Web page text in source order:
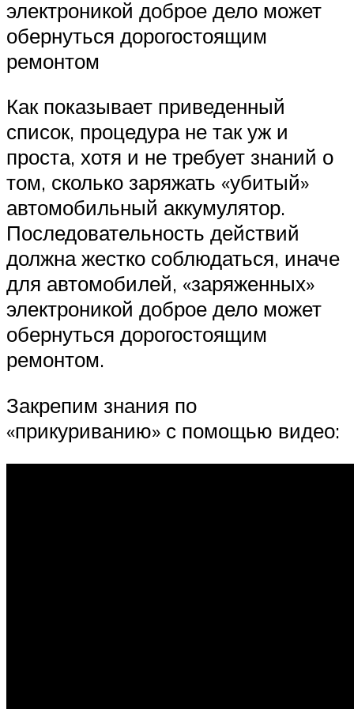
электроникой доброе дело может
обернуться дорогостоящим
ремонтом
Как показывает приведенный
список, процедура не так уж и
проста, хотя и не требует знаний о
том, сколько заряжать «убитый»
автомобильный аккумулятор.
Последовательность действий
должна жестко соблюдаться, иначе
для автомобилей, «заряженных»
электроникой доброе дело может
обернуться дорогостоящим
ремонтом.
Закрепим знания по
«прикуриванию» с помощью видео: